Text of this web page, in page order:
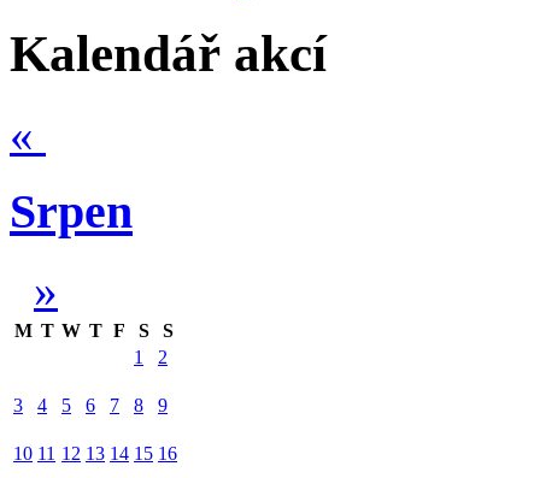
Kalendář akcí
«
Srpen
»
M T W T F S
S
1
2
3 4 5 6 7 8 9
10 11 12 13 14 15 16